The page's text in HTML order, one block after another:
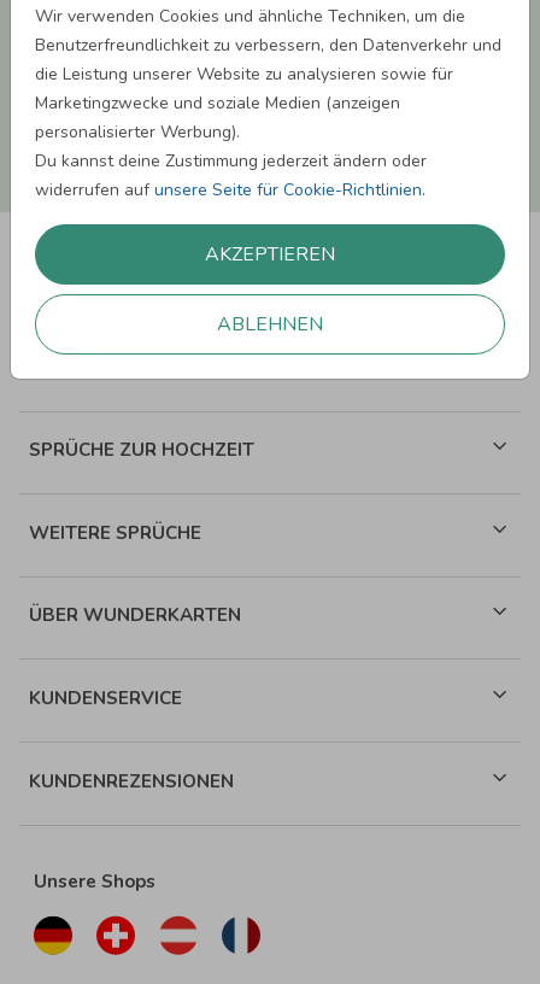
Wir verwenden Cookies und ähnliche Techniken, um die
Benutzerfreundlichkeit zu verbessern, den Datenverkehr und
die Leistung unserer Website zu analysieren sowie für
Marketingzwecke und soziale Medien (anzeigen
personalisierter Werbung).
Du kannst deine Zustimmung jederzeit ändern oder
widerrufen aufunsere Seite für Cookie-Richtlinien.
AKZEPTIEREN
ABLEHNEN
können. Dies umfasst den Versand unseres Newsletters. Zudem können wir Dir
Produktinformationen zu Deinen Interessen auf anderen Plattformen wie
Facebook und Google anzeigen. Um Dir diesen Service anbieten zu können,
nutzen wir Deine personenbezogenen Daten und teilen diese auch mit Dritten,
wenn erforderlich. Du kannst diese Einwilligung jederzeit widerrufen. Weitere
Informationen erhätst Du in unserer Datenschutzerklärung.
ANMELDEN
SPRÜCHE ZUR HOCHZEIT
WEITERE SPRÜCHE
ÜBER WUNDERKARTEN
KUNDENSERVICE
KUNDENREZENSIONEN
Unsere Shops